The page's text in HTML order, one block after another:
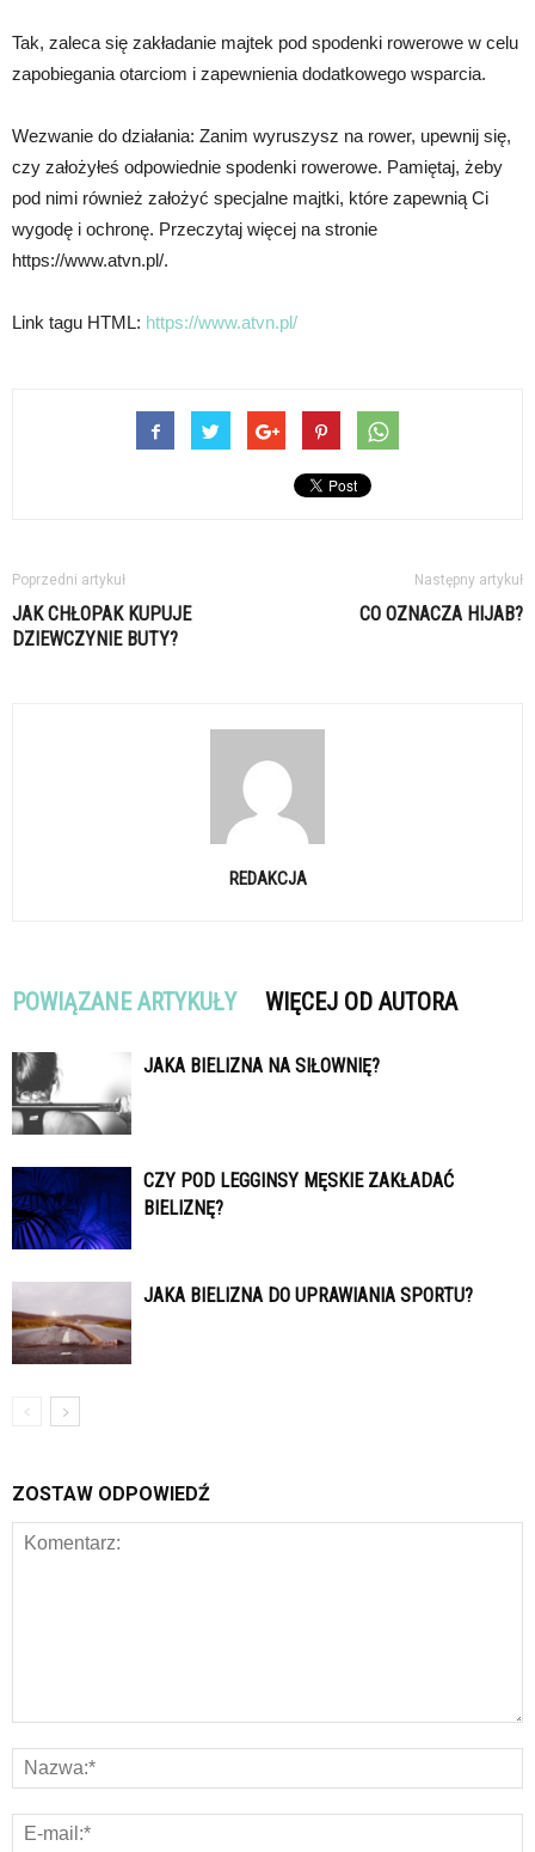
Tak, zaleca się zakładanie majtek pod spodenki rowerowe w celu
zapobiegania otarciom i zapewnienia dodatkowego wsparcia.
Wezwanie do działania: Zanim wyruszysz na rower, upewnij się,
czy założyłeś odpowiednie spodenki rowerowe. Pamiętaj, żeby
pod nimi również założyć specjalne majtki, które zapewnią Ci
wygodę i ochronę. Przeczytaj więcej na stronie
https://www.atvn.pl/.
Link tagu HTML: https://www.atvn.pl/
Poprzedni artykuł
JAK CHŁOPAK KUPUJE
DZIEWCZYNIE BUTY?
Następny artykuł
CO OZNACZA HIJAB?
REDAKCJA
POWIĄZANE ARTYKUŁY WIĘCEJ OD AUTORA
JAKA BIELIZNA NA SIŁOWNIĘ?
CZY POD LEGGINSY MĘSKIE ZAKŁADAĆ
BIELIZNĘ?
JAKA BIELIZNA DO UPRAWIANIA SPORTU?
ZOSTAW ODPOWIEDŹ